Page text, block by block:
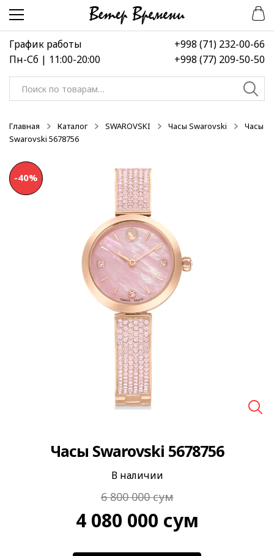
Перейти
навигации
Перейти
содержимому
График работы
Пн-Сб | 11:00-20:00
+998 (71) 232-00-66
+998 (77) 209-50-50
Искать:
Главная Каталог SWAROVSKI Часы Swarovski
Часы
Swarovski 5678756
-40%
Часы Swarovski 5678756
В наличии
6 800 000сум
4 080 000 сум